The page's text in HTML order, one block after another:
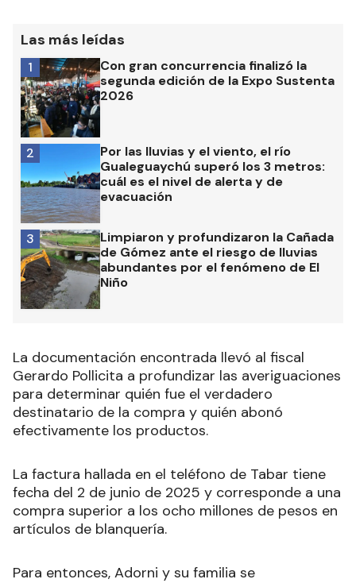
Las más leídas
Con gran concurrencia finalizó la
segunda edición de la Expo Sustenta
2026
1
Por las lluvias y el viento, el río
Gualeguaychú superó los 3 metros:
cuál es el nivel de alerta y de
evacuación
2
Limpiaron y profundizaron la Cañada
de Gómez ante el riesgo de lluvias
abundantes por el fenómeno de El
Niño
3
La documentación encontrada llevó al fiscal
Gerardo Pollicita a profundizar las averiguaciones
para determinar quién fue el verdadero
destinatario de la compra y quién abonó
efectivamente los productos.
La factura hallada en el teléfono de Tabar tiene
fecha del 2 de junio de 2025 y corresponde a una
compra superior a los ocho millones de pesos en
artículos de blanquería.
Para entonces, Adorni y su familia se